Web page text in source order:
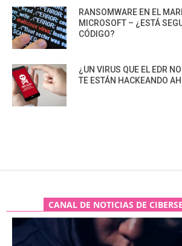
RANSOMWARE EN EL
MICROSOFT – ¿ESTÁ
CÓDIGO?
¿UN VIRUS QUE EL EDR
TE ESTÁN HACKEANDO
CANAL DE NOTICIAS DE